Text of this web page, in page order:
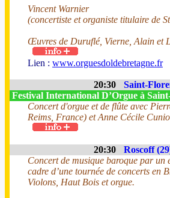
Vincent Warnier
(concertiste et organiste titulaire de
Œuvres de Duruflé, Vierne, Alain et
Lien : www.orguesdoldebretagne.fr
20:30
Saint-
Festival International D’Orgue à
Concert d'orgue et de flûte avec
Reims, France) et Anne Cécile
20:30
Roscoff
Concert de musique baroque par un
cadre d’une tournée de concerts en
Violons, Haut Bois et orgue.